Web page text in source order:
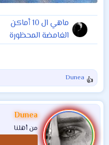
ماهي ال 10 أماكن
الغامضة المحظورة
على البشر.. تعرف
ا
ل
ت
ف
ا
ع
ل
Dunea
Dunea
من أهلنا